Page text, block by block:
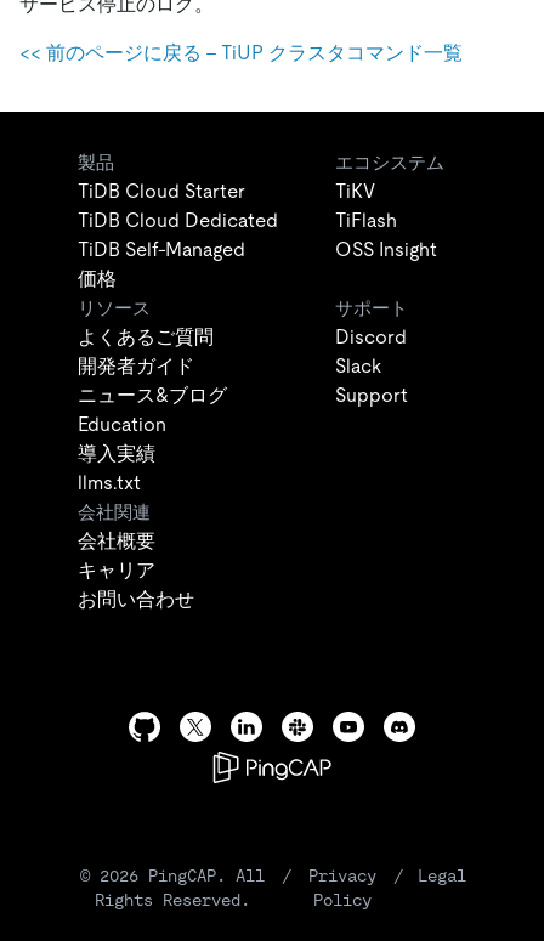
サービス停止のログ。
<< 前のページに戻る - TiUP クラスタコマンド一覧
製品
TiDB Cloud Starter
TiDB Cloud Dedicated
TiDB Self-Managed
価格
エコシステム
TiKV
TiFlash
OSS Insight
リソース
よくあるご質問
開発者ガイド
ニュース&ブログ
Education
導入実績
llms.txt
サポート
Discord
Slack
Support
会社関連
会社概要
キャリア
お問い合わせ
© 2026PingCAP. All
Rights Reserved.
/
Privacy
Policy
/ Legal